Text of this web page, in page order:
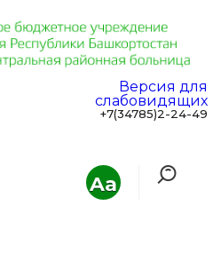
Aa
Версия для
слабовидящих
+7(34785)2-24-49